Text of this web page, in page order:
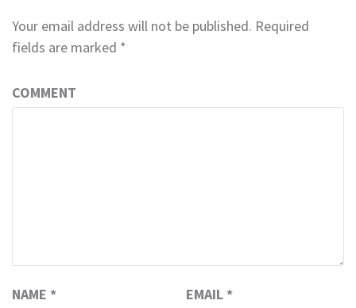
Your email address will not be published. Required
fields are marked *
COMMENT
NAME * EMAIL *